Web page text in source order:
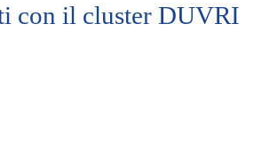
con il cluster DUVRI